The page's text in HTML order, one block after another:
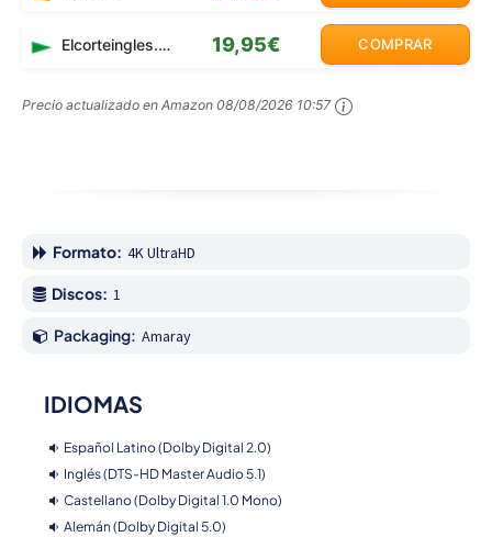
Elcorteingles.es 19,95€ COMPRAR
Precio actualizado en Amazon 08/08/2026 10:57
Formato: 4K UltraHD
Discos: 1
Packaging: Amaray
IDIOMAS
Español Latino (Dolby Digital 2.0)
Inglés (DTS-HD Master Audio 5.1)
Castellano (Dolby Digital 1.0 Mono)
Alemán (Dolby Digital 5.0)